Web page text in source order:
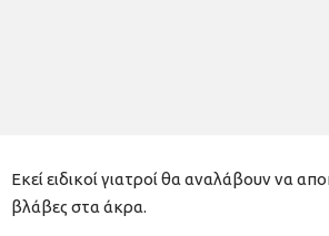
Εκεί ειδικοί γιατροί θα αναλάβουν να
βλάβες στα άκρα.